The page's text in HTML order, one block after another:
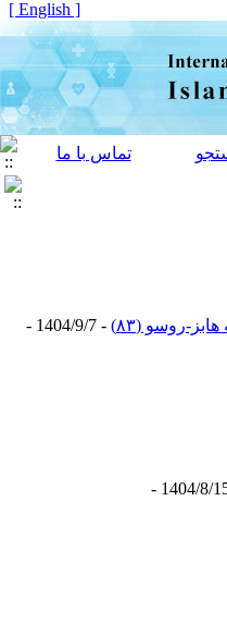
[ English ]
تماس با ما
روسو (۸۳)
- 1404/9/7 -